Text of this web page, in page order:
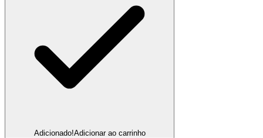
Adicionado!Adicionar ao carrinho